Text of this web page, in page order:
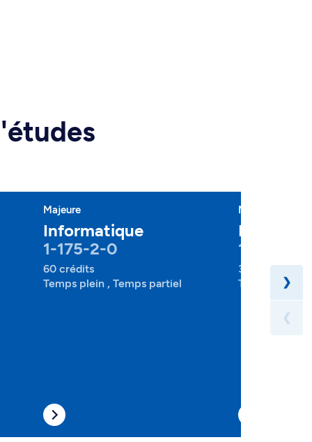
Majeure
Informatique
1-175-2-0
60 crédits
Temps plein , Temps partiel
Mineure
1-175-4-
30 crédits
Temps plein ,
❯
❮